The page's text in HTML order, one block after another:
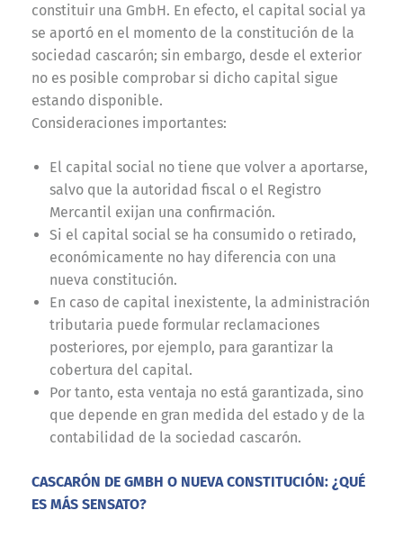
constituir una GmbH. En efecto, el capital social ya
se aportó en el momento de la constitución de la
sociedad cascarón; sin embargo, desde el exterior
no es posible comprobar si dicho capital sigue
estando disponible.
Consideraciones importantes:
El capital social no tiene que volver a aportarse,
salvo que la autoridad fiscal o el Registro
Mercantil exijan una confirmación.
Si el capital social se ha consumido o retirado,
económicamente no hay diferencia con una
nueva constitución.
En caso de capital inexistente, la administración
tributaria puede formular reclamaciones
posteriores, por ejemplo, para garantizar la
cobertura del capital.
Por tanto, esta ventaja no está garantizada, sino
que depende en gran medida del estado y de la
contabilidad de la sociedad cascarón.
CASCARÓN DE GMBH O NUEVA CONSTITUCIÓN: ¿QUÉ
ES MÁS SENSATO?